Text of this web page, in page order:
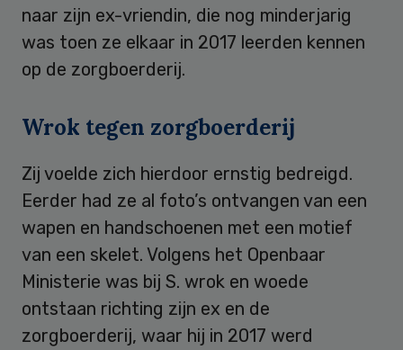
naar zijn ex-vriendin, die nog minderjarig
was toen ze elkaar in 2017 leerden kennen
op de zorgboerderij.
Wrok tegen zorgboerderij
Zij voelde zich hierdoor ernstig bedreigd.
Eerder had ze al foto’s ontvangen van een
wapen en handschoenen met een motief
van een skelet. Volgens het Openbaar
Ministerie was bij S. wrok en woede
ontstaan richting zijn ex en de
zorgboerderij, waar hij in 2017 werd